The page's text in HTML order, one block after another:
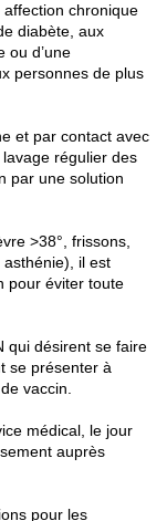
affection chronique
diabète, aux
ou d’une
personnes de plus
et par contact avec
lavage régulier des
par une solution
>38°, frissons,
il est
pour éviter toute
qui désirent se faire
se présenter à
vaccin.
médical, le jour
auprès
pour les